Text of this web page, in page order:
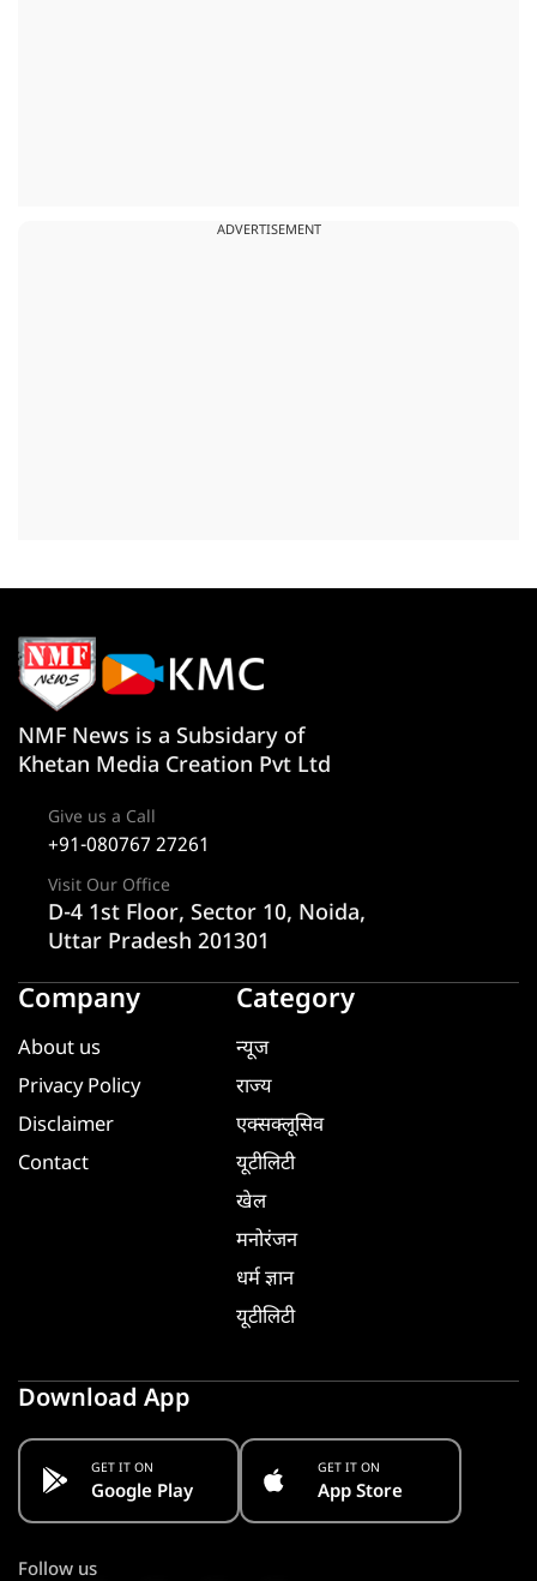
ADVERTISEMENT
NMF News is a Subsidary of
Khetan Media Creation Pvt Ltd
Give us a Call
+91-080767 27261
Visit Our Office
D-4 1st Floor, Sector 10, Noida,
Uttar Pradesh 201301
Company
About us
Privacy Policy
Disclaimer
Contact
Category
न्यूज
राज्य
एक्सक्लूसिव
यूटीलिटी
खेल
मनोरंजन
धर्म ज्ञान
यूटीलिटी
Download App
GET IT ON
Google Play
GET IT ON
App Store
Follow us